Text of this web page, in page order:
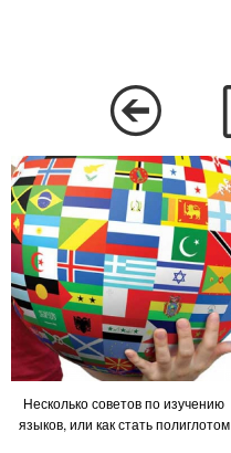
Несколько советов по изучению
языков, или как стать полиглотом